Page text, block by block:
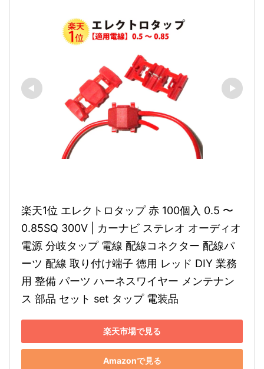
楽天1位 エレクトロタップ 赤 100個入 0.5 〜
0.85SQ 300V | カーナビ ステレオ オーディオ
電源 分岐タップ 電線 配線コネクター 配線パ
ーツ 配線 取り付け端子 徳用 レッド DIY 業務
用 整備 パーツ ハーネスワイヤー メンテナン
ス 部品 セット set タップ 電装品
楽天市場で見る
Amazonで見る